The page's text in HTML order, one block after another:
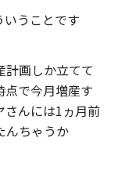
いうことです
計画しか立てて
点で今月増産す
さんには1ヵ月前
んちゃうか